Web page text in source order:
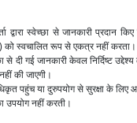
द्वारा स्वेच्छा से जानकारी प्रदान
को स्वचालित रूप से एकत्र नहीं करता।
से दी गई जानकारी केवल निर्दिष्ट
की जाएगी।
पहुंच या दुरुपयोग से सुरक्षा के लिए
उपयोग नहीं करती।